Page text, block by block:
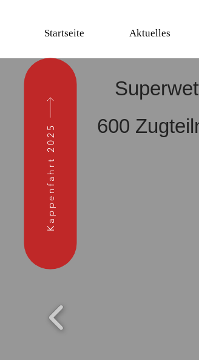
Startseite Aktuelles
600
Kappenfahrt 2025